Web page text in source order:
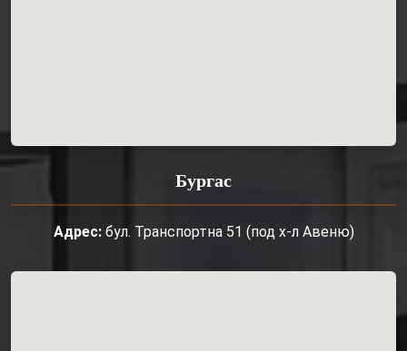
Бургас
Адрес:бул. Транспортна 51 (под х-л Авеню)